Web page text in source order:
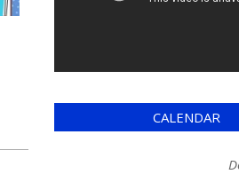
CALENDAR